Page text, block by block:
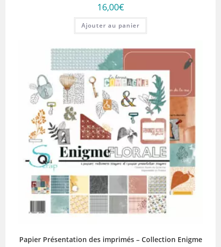
16,00€
Ajouter au panier
Papier Présentation des imprimés – Collection Enigme